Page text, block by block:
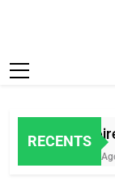
RECENTS
Histoire
5 Jours Ago